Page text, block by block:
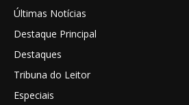
Últimas Notícias
Destaque Principal
Destaques
Tribuna do Leitor
Especiais